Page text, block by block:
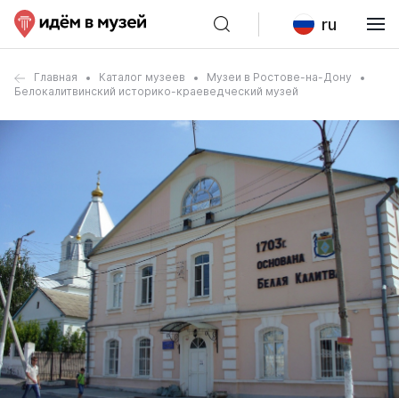
ru
Главная Каталог музеев
Музеи в Ростове-на-Дону
Белокалитвинский историко-краеведческий музей